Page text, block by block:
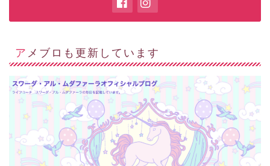
アメブロも更新しています